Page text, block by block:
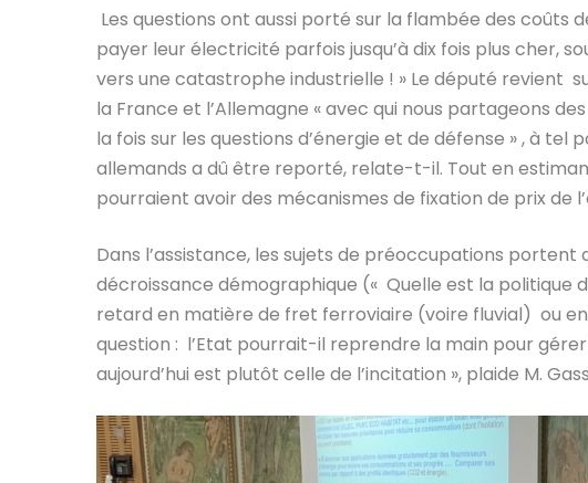
Les questions ont aussi porté sur la flambée des coûts
payer leur électricité parfois jusqu’à dix fois plus cher,
vers une catastrophe industrielle ! » Le député revient
la France et l’Allemagne « avec qui nous partageons
la fois sur les questions d’énergie et de défense » , à
allemands a dû être reporté, relate-t-il. Tout en
pourraient avoir des mécanismes de fixation de prix de
Dans l’assistance, les sujets de préoccupations
décroissance démographique (« Quelle est la politique
retard en matière de fret ferroviaire (voire fluvial) ou
question : l’Etat pourrait-il reprendre la main pour
aujourd’hui est plutôt celle de l’incitation », plaide M.